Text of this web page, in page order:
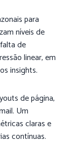
para
níveis de
de
linear, em
insights.
de página,
Um
claras e
contínuas.